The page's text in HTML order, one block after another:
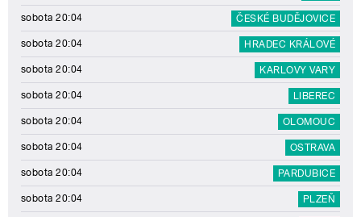
sobota 20:04 ČESKÉ BUDĚJOVICE
sobota 20:04 HRADEC KRÁLOVÉ
sobota 20:04 KARLOVY VARY
sobota 20:04 LIBEREC
sobota 20:04 OLOMOUC
sobota 20:04 OSTRAVA
sobota 20:04 PARDUBICE
sobota 20:04 PLZEŇ